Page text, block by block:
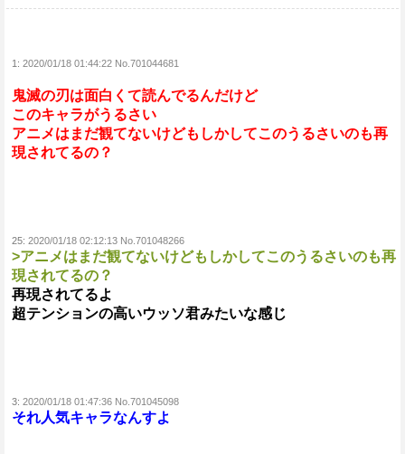
1: 2020/01/18 01:44:22 No.701044681
鬼滅の刃は面白くて読んでるんだけど
このキャラがうるさい
アニメはまだ観てないけどもしかしてこのうるさいのも再
現されてるの？
25: 2020/01/18 02:12:13 No.701048266
>アニメはまだ観てないけどもしかしてこのうるさいのも再
現されてるの？
再現されてるよ
超テンションの高いウッソ君みたいな感じ
3: 2020/01/18 01:47:36 No.701045098
それ人気キャラなんすよ